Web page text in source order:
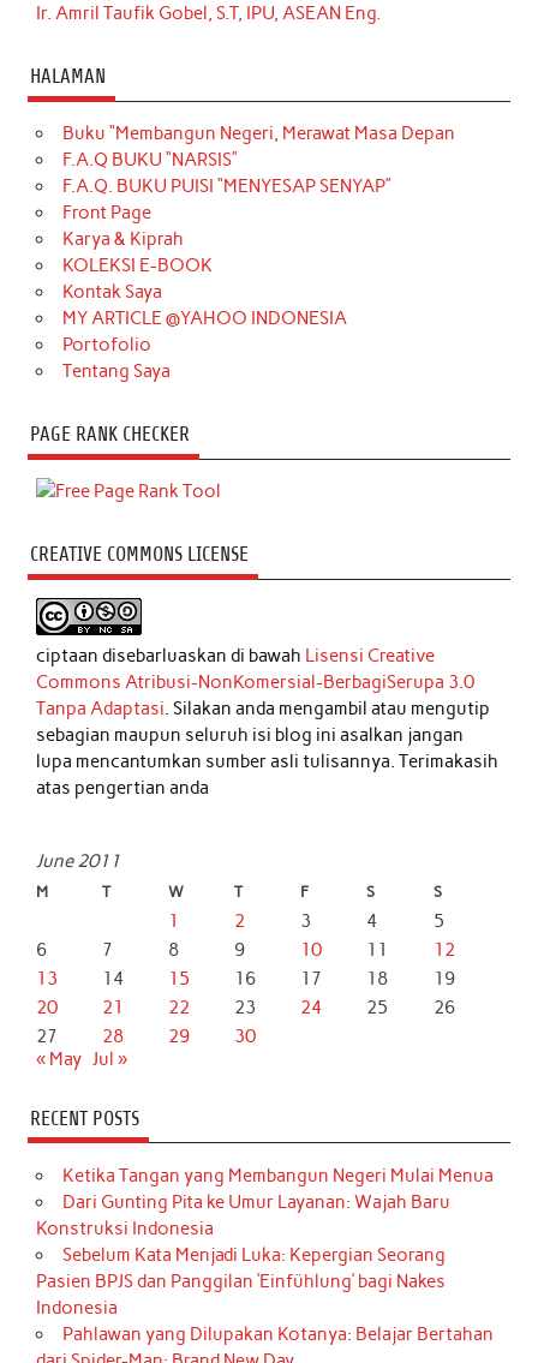
Ir. Amril Taufik Gobel, S.T, IPU, ASEAN Eng.
HALAMAN
Buku “Membangun Negeri, Merawat Masa Depan
F.A.Q BUKU “NARSIS”
F.A.Q. BUKU PUISI “MENYESAP SENYAP”
Front Page
Karya & Kiprah
KOLEKSI E-BOOK
Kontak Saya
MY ARTICLE @YAHOO INDONESIA
Portofolio
Tentang Saya
PAGE RANK CHECKER
CREATIVE COMMONS LICENSE
ciptaan disebarluaskan di bawah Lisensi Creative
Commons Atribusi-NonKomersial-BerbagiSerupa 3.0
Tanpa Adaptasi. Silakan anda mengambil atau mengutip
sebagian maupun seluruh isi blog ini asalkan jangan
lupa mencantumkan sumber asli tulisannya. Terimakasih
atas pengertian anda
June 2011
M T W T F S S
1 2 3 4
5
6
7 8 9 10 11
12
13
14 15 16 17 18
19
20
21 22 23 24 25
26
27
28 29
30
« May Jul »
RECENT POSTS
Ketika Tangan yang Membangun Negeri Mulai Menua
Dari Gunting Pita ke Umur Layanan: Wajah Baru
Konstruksi Indonesia
Sebelum Kata Menjadi Luka: Kepergian Seorang
Pasien BPJS dan Panggilan ‘Einfühlung’ bagi Nakes
Indonesia
Pahlawan yang Dilupakan Kotanya: Belajar Bertahan